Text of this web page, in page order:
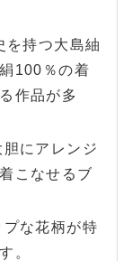
を持つ大島紬
100％の着
作品が多
にアレンジ
こなせるブ
な花柄が特
。